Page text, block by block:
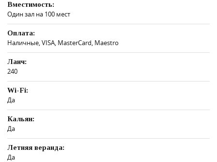
Вместимость:
Один зал на 100 мест
Оплата:
Наличные, VISA, MasterCard, Maestro
Ланч:
240
Wi-Fi:
Да
Кальян:
Да
Летняя веранда:
Да